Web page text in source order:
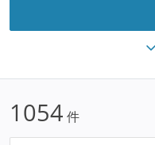
1054 件